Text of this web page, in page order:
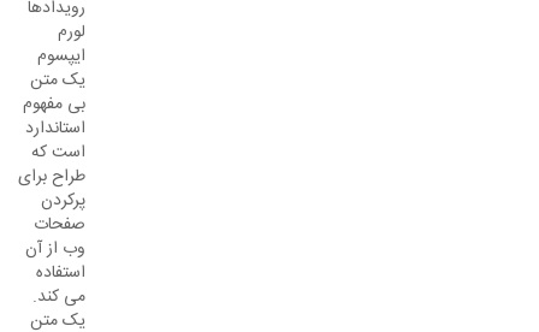
رویدادها
لورم
ایپسوم
یک متن
بی مفهوم
استاندارد
است که
طراح برای
پرکردن
صفحات
وب از آن
استفاده
می کند.
یک متن